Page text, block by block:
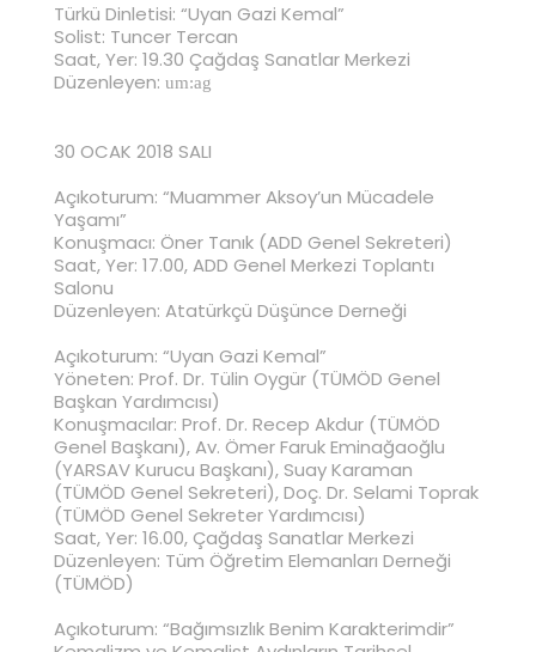
Türkü Dinletisi: “Uyan Gazi Kemal”
Solist: Tuncer Tercan
Saat, Yer: 19.30 Çağdaş Sanatlar Merkezi
Düzenleyen: um:ag
30 OCAK 2018 SALI
Açıkoturum: “Muammer Aksoy’un Mücadele
Yaşamı”
Konuşmacı: Öner Tanık (ADD Genel Sekreteri)
Saat, Yer: 17.00, ADD Genel Merkezi Toplantı
Salonu
Düzenleyen: Atatürkçü Düşünce Derneği
Açıkoturum: “Uyan Gazi Kemal”
Yöneten: Prof. Dr. Tülin Oygür (TÜMÖD Genel
Başkan Yardımcısı)
Konuşmacılar: Prof. Dr. Recep Akdur (TÜMÖD
Genel Başkanı), Av. Ömer Faruk Eminağaoğlu
(YARSAV Kurucu Başkanı), Suay Karaman
(TÜMÖD Genel Sekreteri), Doç. Dr. Selami Toprak
(TÜMÖD Genel Sekreter Yardımcısı)
Saat, Yer: 16.00, Çağdaş Sanatlar Merkezi
Düzenleyen: Tüm Öğretim Elemanları Derneği
(TÜMÖD)
Açıkoturum: “Bağımsızlık Benim Karakterimdir”